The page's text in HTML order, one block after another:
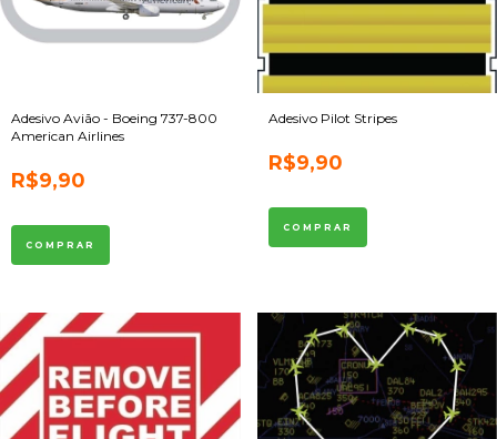
Adesivo Avião - Boeing 737-800
American Airlines
R$9,90
Adesivo Pilot Stripes
R$9,90